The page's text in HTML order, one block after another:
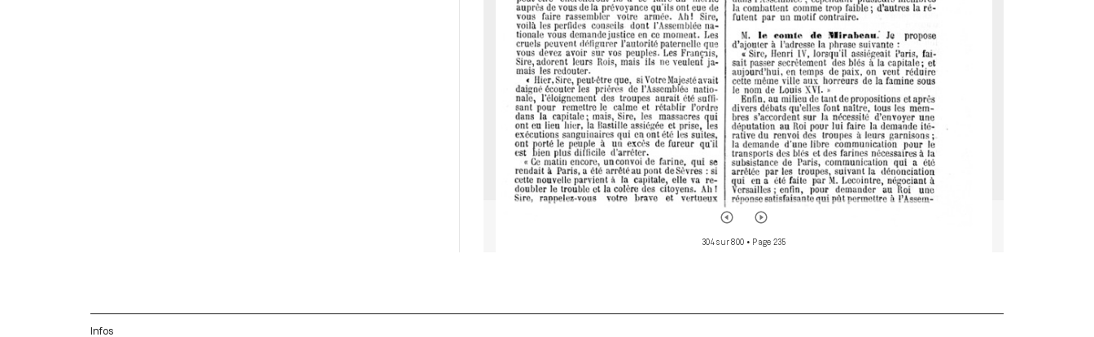
304 sur 800 • Page 235
Infos